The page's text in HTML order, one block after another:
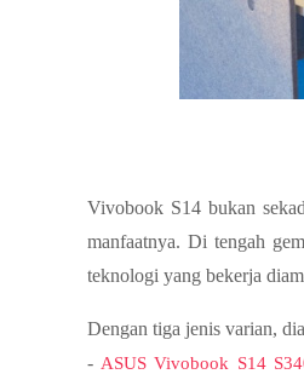
Vivobook S14 bukan
manfaatnya. Di tengah
teknologi yang bekerja
- ASUS Vivobook S14